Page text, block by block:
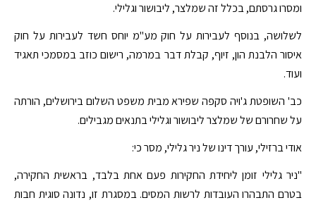
ומסרו גרסתם, בכלל זה שמלצר, ליבושור וגלילי.
לשלושה, בנוסף לעבירות על חוק מע"מ יוחס חשד לעבירות על חוק
איסור הלבנת הון, זיוף, קבלת דבר במרמה, רישום כוזב במסמכי תאגיד
ועוד.
כב' השופטת ג'ויה סקפה שפירא מבית משפט השלום בירושלים, הורתה
על שחרורם של שמלצר ליבושור וגלילי בתנאים מגבילים.
אודי ברזילי, עורך דינו של ניר גלילי, מסר כי:
"ניר גלילי זומן ליחידת החקירות פעם אחת בלבד, בראשית החקירה,
בטרם התבהרו העובדות לרשות המסים. במסגרת זו, נדונה סוגית חבות